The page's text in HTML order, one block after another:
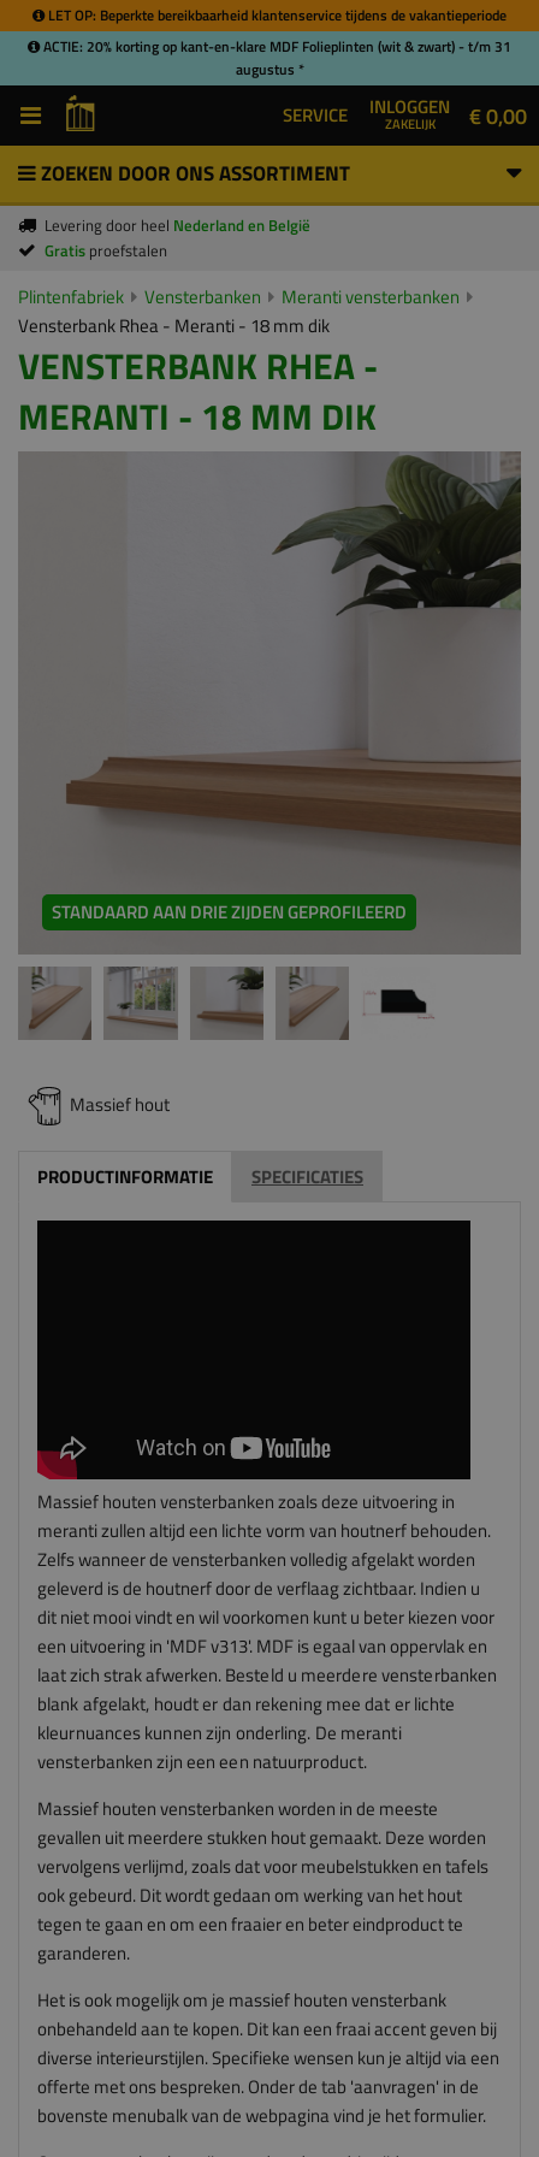
LET OP: Beperkte bereikbaarheid klantenservice tijdens de vakantieperiode
ACTIE: 20% korting op kant-en-klare MDF Folieplinten (wit & zwart) - t/m 31
augustus *
SERVICE INLOGGEN
ZAKELIJK € 0,00
ZOEKEN DOOR ONS ASSORTIMENT
Levering door heel Nederland en België
Gratis proefstalen
Plintenfabriek Vensterbanken
Meranti vensterbanken
Vensterbank Rhea - Meranti - 18 mm dik
VENSTERBANK RHEA -
MERANTI - 18 MM DIK
STANDAARD AAN DRIE ZIJDEN GEPROFILEERD
Massief hout
PRODUCTINFORMATIE SPECIFICATIES
Massief houten vensterbanken zoals deze uitvoering in
meranti zullen altijd een lichte vorm van houtnerf behouden.
Zelfs wanneer de vensterbanken volledig afgelakt worden
geleverd is de houtnerf door de verflaag zichtbaar. Indien u
dit niet mooi vindt en wil voorkomen kunt u beter kiezen voor
een uitvoering in 'MDF v313'. MDF is egaal van oppervlak en
laat zich strak afwerken.Besteld u meerdere vensterbanken
blank afgelakt, houdt er dan rekening mee dat er lichte
kleurnuances kunnen zijn onderling. De meranti
vensterbanken zijn een een natuurproduct.
Massief houten vensterbanken worden in de meeste
gevallen uit meerdere stukken hout gemaakt. Deze worden
vervolgens verlijmd, zoals dat voor meubelstukken en tafels
ook gebeurd. Dit wordt gedaan om werking van het hout
tegen te gaan en om een fraaier en beter eindproduct te
garanderen.
Het is ook mogelijk om je massief houten vensterbank
onbehandeld aan te kopen. Dit kan een fraai accent geven bij
diverse interieurstijlen. Specifieke wensen kun je altijd via een
offerte met ons bespreken. Onder de tab 'aanvragen' in de
bovenste menubalk van de webpagina vind je het formulier.